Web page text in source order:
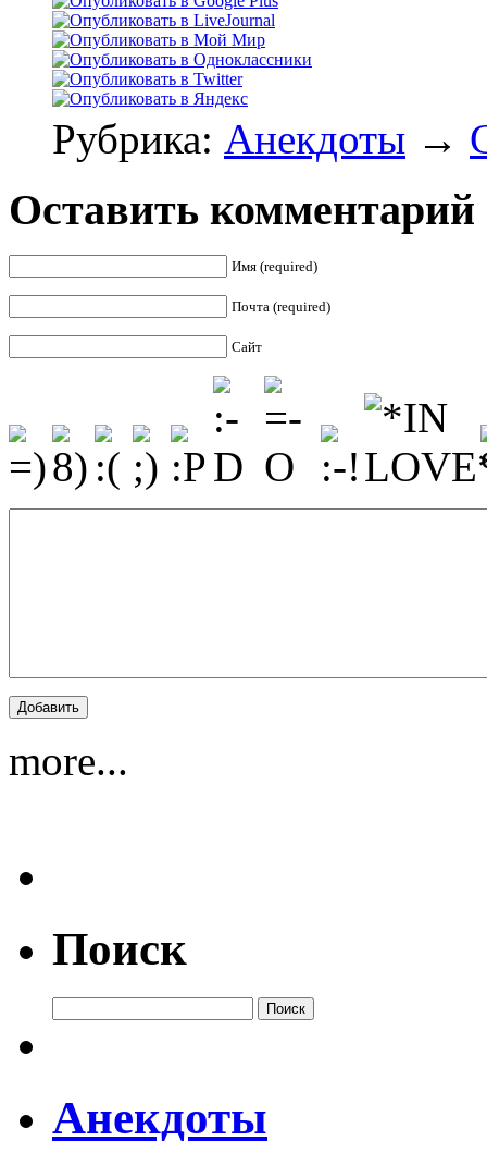
Рубрика: Анекдоты →
Оставить комментарий
Имя (required)
Почта (required)
Сайт
more...
Поиск
Анекдоты